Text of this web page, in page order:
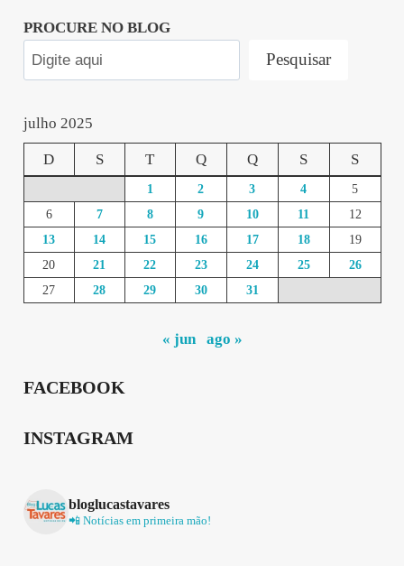
PROCURE NO BLOG
Pesquisar
julho 2025
D S T Q Q S S
1 2 3 4
5
6
7 8 9 10 11
12
13
14 15 16 17 18
19
20
21 22 23 24 25
26
27
28 29 30 31
« jun ago »
FACEBOOK
INSTAGRAM
bloglucastavares
📲 Notícias em primeira mão!